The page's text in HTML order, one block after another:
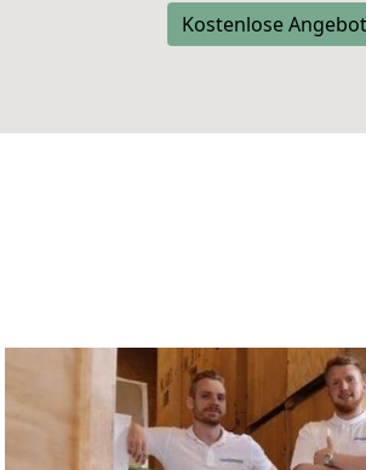
Kostenlose